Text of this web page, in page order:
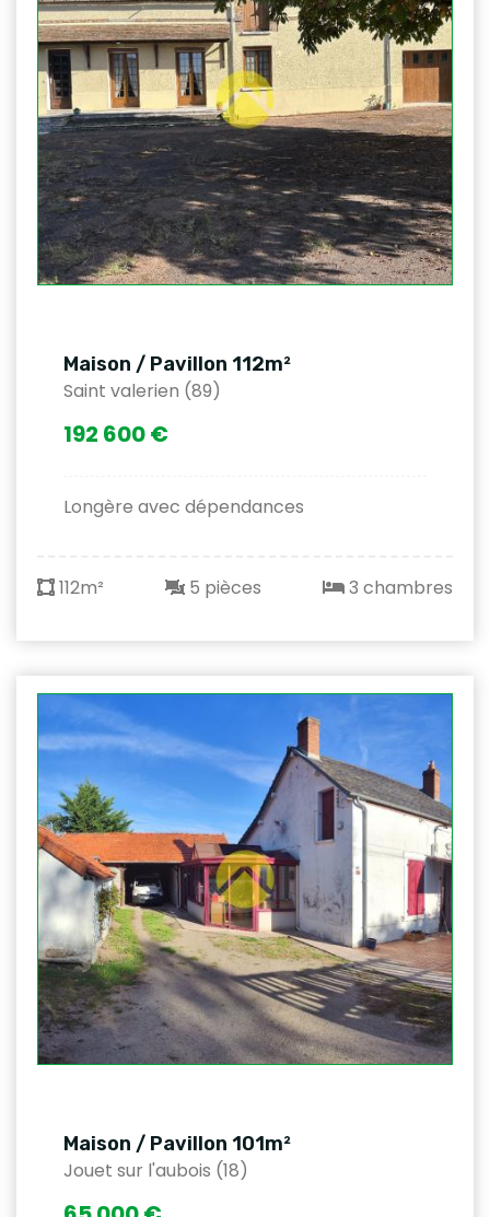
Maison / Pavillon 112m²
Saint valerien (89)
192 600 €
Longère avec dépendances
112m² 5 pièces 3 chambres
Maison / Pavillon 101m²
Jouet sur l'aubois (18)